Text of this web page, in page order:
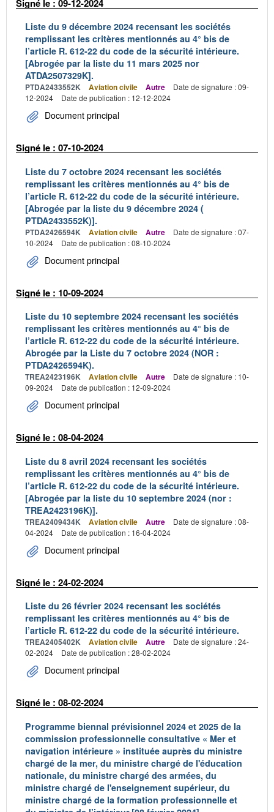
Signé le : 09-12-2024
Liste du 9 décembre 2024 recensant les sociétés
remplissant les critères mentionnés au 4° bis de
l’article R. 612-22 du code de la sécurité intérieure.
[Abrogée par la liste du 11 mars 2025 nor
ATDA2507329K].
PTDA2433552K Aviation civile Autre
Date de signature : 09-
12-2024
Date de publication : 12-12-2024
Document principal
Signé le : 07-10-2024
Liste du 7 octobre 2024 recensant les sociétés
remplissant les critères mentionnés au 4° bis de
l’article R. 612-22 du code de la sécurité intérieure.
[Abrogée par la liste du 9 décembre 2024 (
PTDA2433552K)].
PTDA2426594K Aviation civile Autre
Date de signature : 07-
10-2024
Date de publication : 08-10-2024
Document principal
Signé le : 10-09-2024
Liste du 10 septembre 2024 recensant les sociétés
remplissant les critères mentionnés au 4° bis de
l’article R. 612-22 du code de la sécurité intérieure.
Abrogée par la Liste du 7 octobre 2024 (NOR :
PTDA2426594K).
TREA2423196K Aviation civile Autre
Date de signature : 10-
09-2024
Date de publication : 12-09-2024
Document principal
Signé le : 08-04-2024
Liste du 8 avril 2024 recensant les sociétés
remplissant les critères mentionnés au 4° bis de
l’article R. 612-22 du code de la sécurité intérieure.
[Abrogée par la liste du 10 septembre 2024 (nor :
TREA2423196K)].
TREA2409434K Aviation civile Autre
Date de signature : 08-
04-2024
Date de publication : 16-04-2024
Document principal
Signé le : 24-02-2024
Liste du 26 février 2024 recensant les sociétés
remplissant les critères mentionnés au 4° bis de
l’article R. 612-22 du code de la sécurité intérieure.
TREA2405402K Aviation civile Autre
Date de signature : 24-
02-2024
Date de publication : 28-02-2024
Document principal
Signé le : 08-02-2024
Programme biennal prévisionnel 2024 et 2025 de la
commission professionnelle consultative « Mer et
navigation intérieure » instituée auprès du ministre
chargé de la mer, du ministre chargé de l'éducation
nationale, du ministre chargé des armées, du
ministre chargé de l'enseignement supérieur, du
ministre chargé de la formation professionnelle et